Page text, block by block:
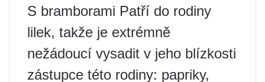
S bramborami Patří do rodiny
lilek, takže je extrémně
nežádoucí vysadit v jeho blízkosti
zástupce této rodiny: papriky,